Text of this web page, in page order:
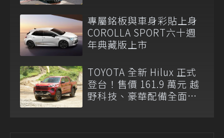
專屬銘板與車身彩貼上身
COROLLA SPORT六十週
年典藏版上市
TOYOTA 全新 Hilux 正式
登台！售價 161.9 萬元 越
野科技、豪華配備全面升